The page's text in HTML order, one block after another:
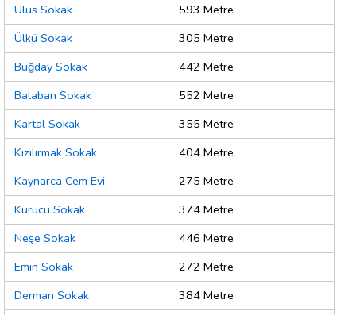
Ulus Sokak
593 Metre
Ülkü Sokak
305 Metre
Buğday Sokak
442 Metre
Balaban Sokak
552 Metre
Kartal Sokak
355 Metre
Kızılırmak Sokak
404 Metre
Kaynarca Cem Evi
275 Metre
Kurucu Sokak
374 Metre
Neşe Sokak
446 Metre
Emin Sokak
272 Metre
Derman Sokak
384 Metre